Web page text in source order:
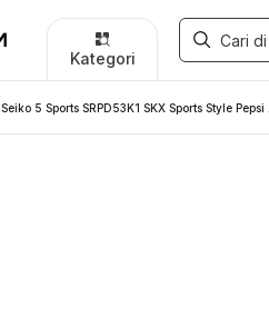
Kategori
Seiko 5 Sports SRPD53K1 SKX Sports Style